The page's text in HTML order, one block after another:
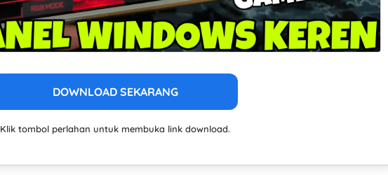
DOWNLOAD SEKARANG
Klik tombol perlahan untuk membuka link download.